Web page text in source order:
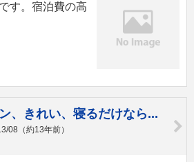
す。宿泊費の高
、きれい、寝るだけなら...
08（約13年前）